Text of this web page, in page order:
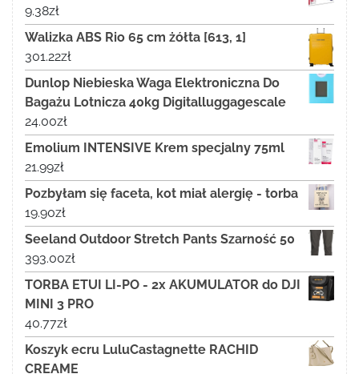
9.38zł
Walizka ABS Rio 65 cm żółta [613, 1]
301.22zł
Dunlop Niebieska Waga Elektroniczna Do
Bagażu Lotnicza 40kg Digitalluggagescale
24.00zł
Emolium INTENSIVE Krem specjalny 75ml
21.99zł
Pozbyłam się faceta, kot miał alergię - torba
19.90zł
Seeland Outdoor Stretch Pants Szarność 50
393.00zł
TORBA ETUI LI-PO - 2x AKUMULATOR do DJI
MINI 3 PRO
40.77zł
Koszyk ecru LuluCastagnette RACHID
CREAME